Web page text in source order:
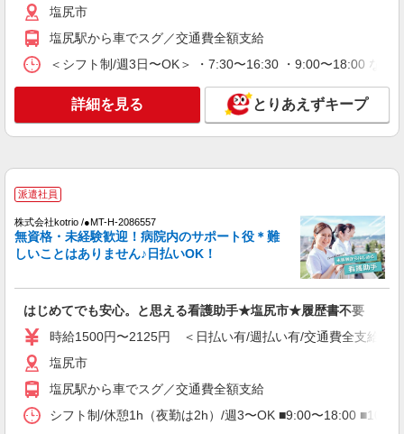
塩尻市
株式会社kotrio /●MT-H-1959147
塩尻市
詳細を見る
派遣社員
株式会社kotrio /●MT-H-1854234
時給2000円〜2500円＜交通費全額支給/日払
い・週払いOK/履歴書不要＞
塩尻市
塩尻駅から車でスグ／交通費全額支給
＜シフト制/週3日〜OK＞ ・7:30〜16:30 ・9:00〜18:00 など
詳細を見る とりあえずキープ
派遣社員
株式会社kotrio /●MT-H-2086557
無資格・未経験歓迎！病院内のサポート役＊難
しいことはありません♪日払いOK！
はじめてでも安心。と思える看護助手★塩尻市★履歴書不要
時給1500円〜2125円 ＜日払い有/週払い有/交通費全支給(ガ
塩尻市
塩尻駅から車でスグ／交通費全額支給
シフト制/休憩1h（夜勤は2h）/週3〜OK ■9:00〜18:00